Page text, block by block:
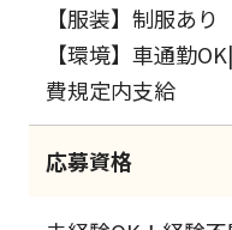
【服装】制服あり
【環境】車通勤
費規定内支給
応募資格